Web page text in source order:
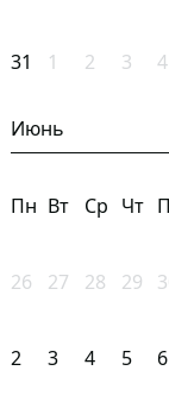
31 1 2 3 4
Июнь
Пн Вт Ср Чт
26 27 28 29
2 3 4 5 6